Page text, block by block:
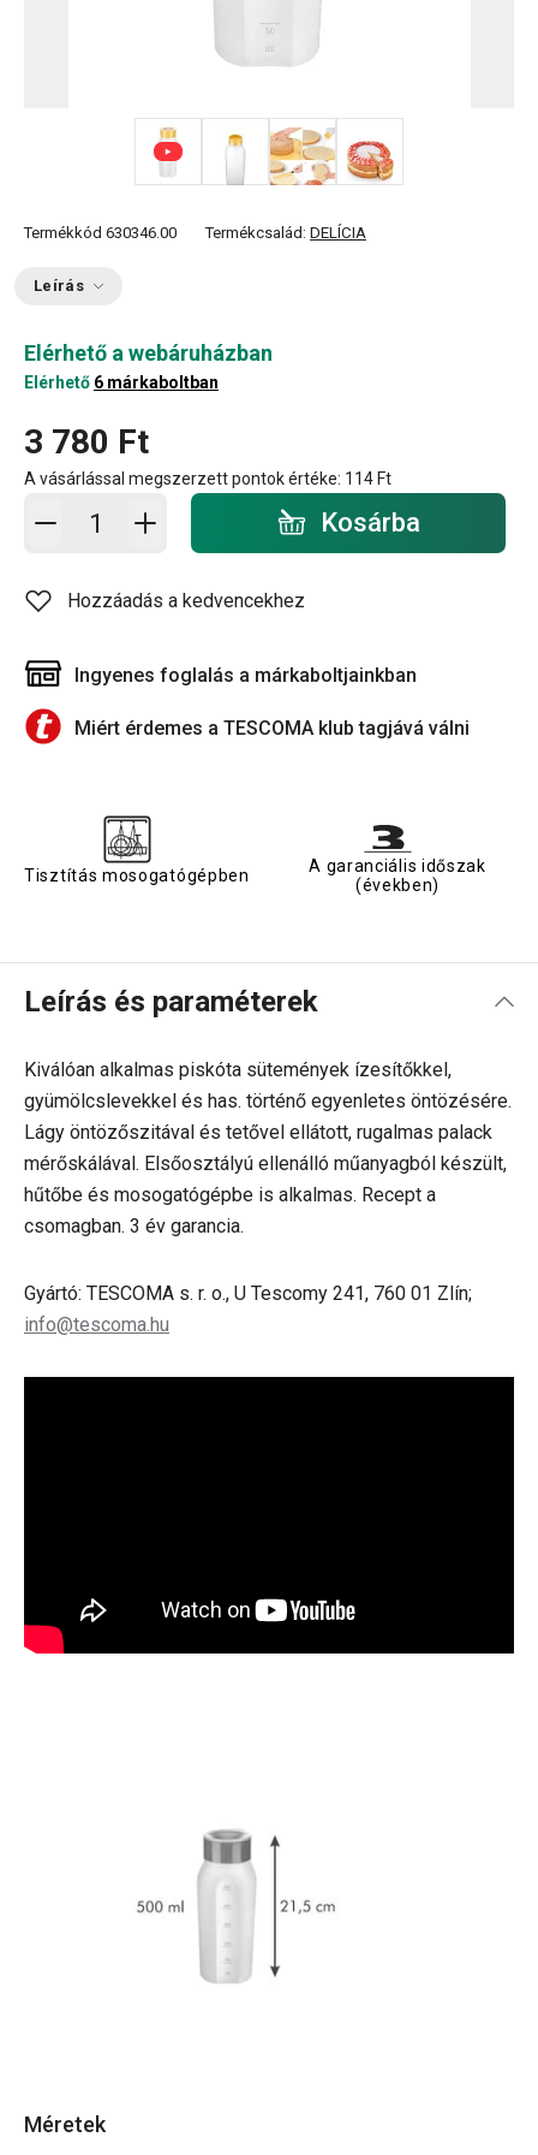
Termékkód 630346.00 Termékcsalád: DELÍCIA
Leírás
Elérhető a webáruházban
Elérhető 6 márkaboltban
3 780 Ft
A vásárlással megszerzett pontok értéke: 114 Ft
Kosárba - mennyiség Kosárba
Hozzáadás a kedvencekhez
Ingyenes foglalás a márkaboltjainkban
Miért érdemes a TESCOMA klub tagjává válni
Tisztítás mosogatógépben
A garanciális időszak
(években)
Leírás és paraméterek
Kiválóan alkalmas piskóta sütemények ízesítőkkel,
gyümölcslevekkel és has. történő egyenletes öntözésére.
Lágy öntözőszitával és tetővel ellátott, rugalmas palack
mérőskálával. Elsőosztályú ellenálló műanyagból készült,
hűtőbe és mosogatógépbe is alkalmas. Recept a
csomagban. 3 év garancia.
Gyártó: TESCOMA s. r. o., U Tescomy 241, 760 01 Zlín;
info@tescoma.hu
Méretek